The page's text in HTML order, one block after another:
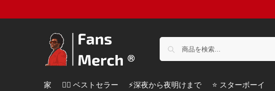
家 ❤️‍🔥 ベストセラー ⚡️深夜から夜明けまで ⭐️ スターボーイ